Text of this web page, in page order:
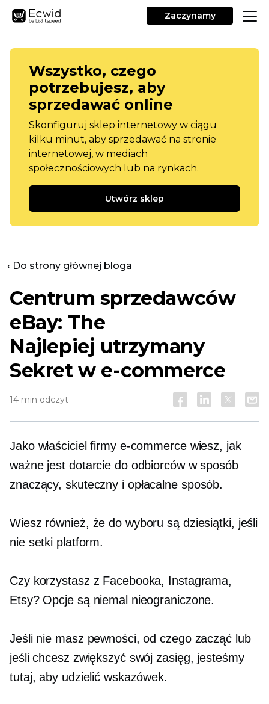
Zaczynamy
Wszystko, czego
potrzebujesz, aby
sprzedawać online
Skonfiguruj sklep internetowy w ciągu
kilku minut, aby sprzedawać na stronie
internetowej, w mediach
społecznościowych lub na rynkach.
Utwórz sklep
‹ Do strony głównej bloga
Centrum sprzedawców
eBay: The
Najlepiej utrzymany
Sekret w e-commerce
14 min odczyt
Jako właściciel firmy e-commerce wiesz, jak
ważne jest dotarcie do odbiorców w sposób
znaczący, skuteczny i opłacalnesposób.
Wiesz również, że do wyboru są dziesiątki, jeśli
nie setki platform.
Czy korzystasz z Facebooka, Instagrama,
Etsy? Opcje są niemal nieograniczone.
Jeśli nie masz pewności, od czego zacząć lub
jeśli chcesz zwiększyć swój zasięg, jesteśmy
tutaj, aby udzielić wskazówek.